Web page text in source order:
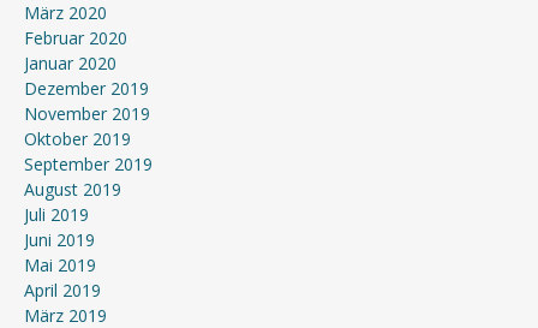
März 2020
Februar 2020
Januar 2020
Dezember 2019
November 2019
Oktober 2019
September 2019
August 2019
Juli 2019
Juni 2019
Mai 2019
April 2019
März 2019